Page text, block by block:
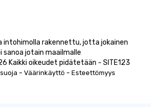
intohimolla rakennettu, jotta jokainen
sanoa jotain maailmalle
Kaikki oikeudet pidätetään - SITE123
- Väärinkäyttö - Esteettömyys